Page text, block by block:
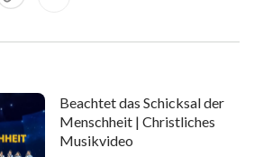
Worten in allem, was du tust.
Er sagt,Beachtet das Schicksal der
Menschheit | Christliches
Musikvideo